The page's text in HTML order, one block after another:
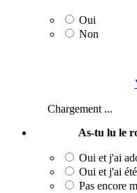
Oui
Non
Chargement ...
As-tu lu le
Oui et j'ai
Oui et j'ai
Pas encore